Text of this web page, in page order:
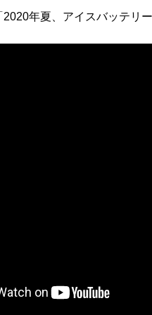
年夏、アイスバッテリー